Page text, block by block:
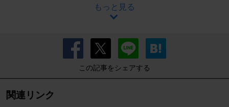
もっと見る
この記事をシェアする
関連リンク